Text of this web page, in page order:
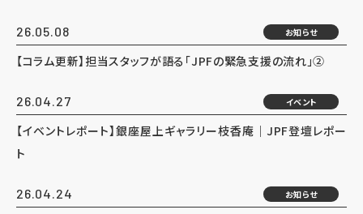
26.05.08 お知らせ
【コラム更新】担当スタッフが語る「JPFの緊急支援の流れ」②
26.04.27 イベント
【イベントレポート】銀座屋上ギャラリー枝香庵｜JPF登壇レポー
ト
26.04.24 お知らせ